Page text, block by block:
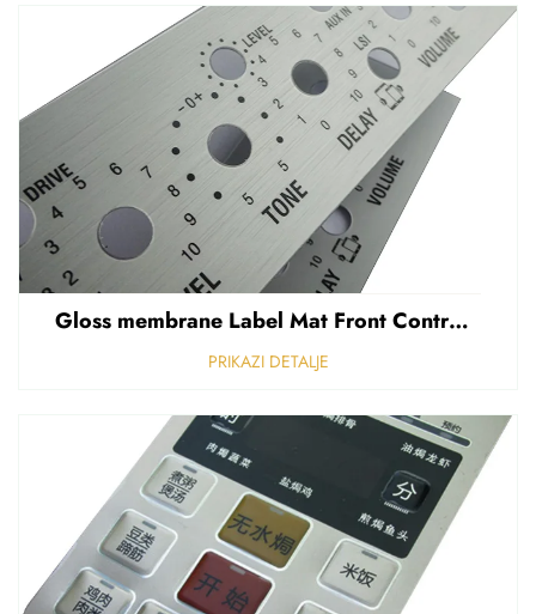
Gloss membrane Label Mat Front Control Panel Sticker Refuziran polikarbonat Grafički prekriven
PRIKAZI DETALJE